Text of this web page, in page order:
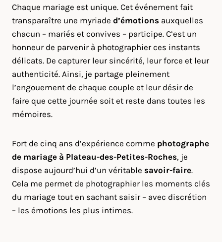
Chaque mariage est unique. Cet événement fait
transparaître une myriade d’émotions auxquelles
chacun – mariés et convives – participe. C’est un
honneur de parvenir à photographier ces instants
délicats. De capturer leur sincérité, leur force et leur
authenticité. Ainsi, je partage pleinement
l’engouement de chaque couple et leur désir de
faire que cette journée soit et reste dans toutes les
mémoires.
Fort de cinq ans d’expérience comme photographe
de mariage à Plateau-des-Petites-Roches, je
dispose aujourd’hui d’un véritable savoir-faire.
Cela me permet de photographier les moments clés
du mariage tout en sachant saisir – avec discrétion
– les émotions les plus intimes.